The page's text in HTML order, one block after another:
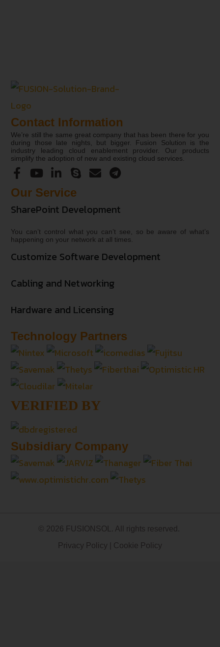
Contact Information
We’re still the same great company that has been there for you
during those late nights, but bigger. Fusion Solution is the
industry leading cloud enablement provider. Our products
simplify the adoption of new and existing cloud services.
Our Service
SharePoint Development
You can’t control what you can’t see, so be aware of what’s
happening on your network at all times.
Customize Software Development
Cabling and Networking
Hardware and Licensing
Technology Partners
VERIFIED BY
Subsidiary Company
© 2026 FUSIONSOL. All rights reserved.
Privacy Policy
Cookie Policy